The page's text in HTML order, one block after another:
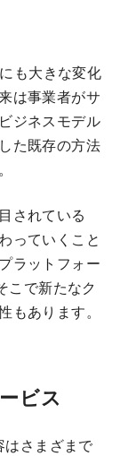
も大きな変化
は事業者がサ
ジネスモデル
た既存の方法
されている
っていくこと
ラットフォー
こで新たなク
もあります。
ビス
さまざまで